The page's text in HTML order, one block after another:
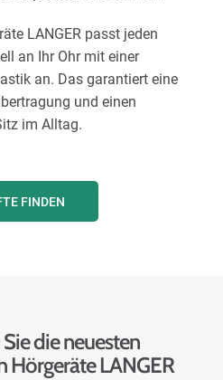
LANGER passt jeden
an Ihr Ohr mit einer
an. Das garantiert eine
und einen
im Alltag.
FINDEN
die neuesten
Hörgeräte LANGER